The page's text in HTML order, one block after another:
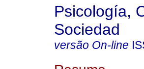
Psicología,
Sociedad
versão On-line